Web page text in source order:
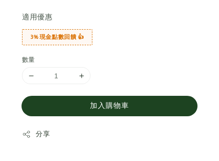
適用優惠
3% 現金點數回饋 👍
數量
加入購物車
分享